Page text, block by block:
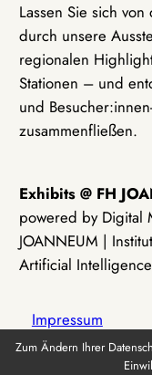
Lassen Sie sich
durch unsere
regionalen
Stationen – und
und
zusammenfließen.
Exhibits @ FH
powered by Digital
JOANNEUM |
Artificial Intelligence
Impressum
Zum Ändern Ihrer